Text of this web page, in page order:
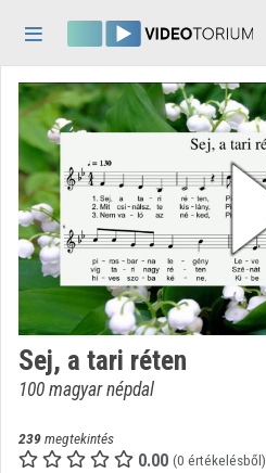
Kezdőlap
Bejelentkezés
Felfedezés
Kategóriák
Lejátszási listák
Intézmények
Közreműködők
Sej, a tari réten
100 magyar népdal
239megtekintés
0.00 (0 értékelésből)